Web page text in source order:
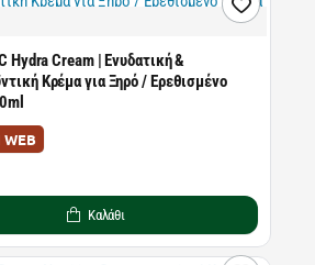
Hydra Cream | Ενυδατική &
Κρέμα για Ξηρό / Ερεθισμένο
Καλάθι